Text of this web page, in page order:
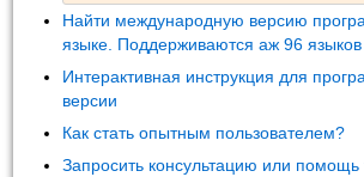
Найти международную версию
языке. Поддерживаются аж 96 языков
Интерактивная инструкция для
версии
Как стать опытным пользователем?
Запросить консультацию или помощь